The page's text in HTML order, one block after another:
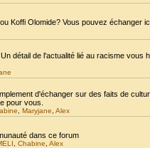
Koffi Olomide? Vous pouvez échanger
détail de l'actualité lié au racisme
d'échanger sur des faits de
pour vous.
Maryjane Alex
dans ce forum
Chabine Alex